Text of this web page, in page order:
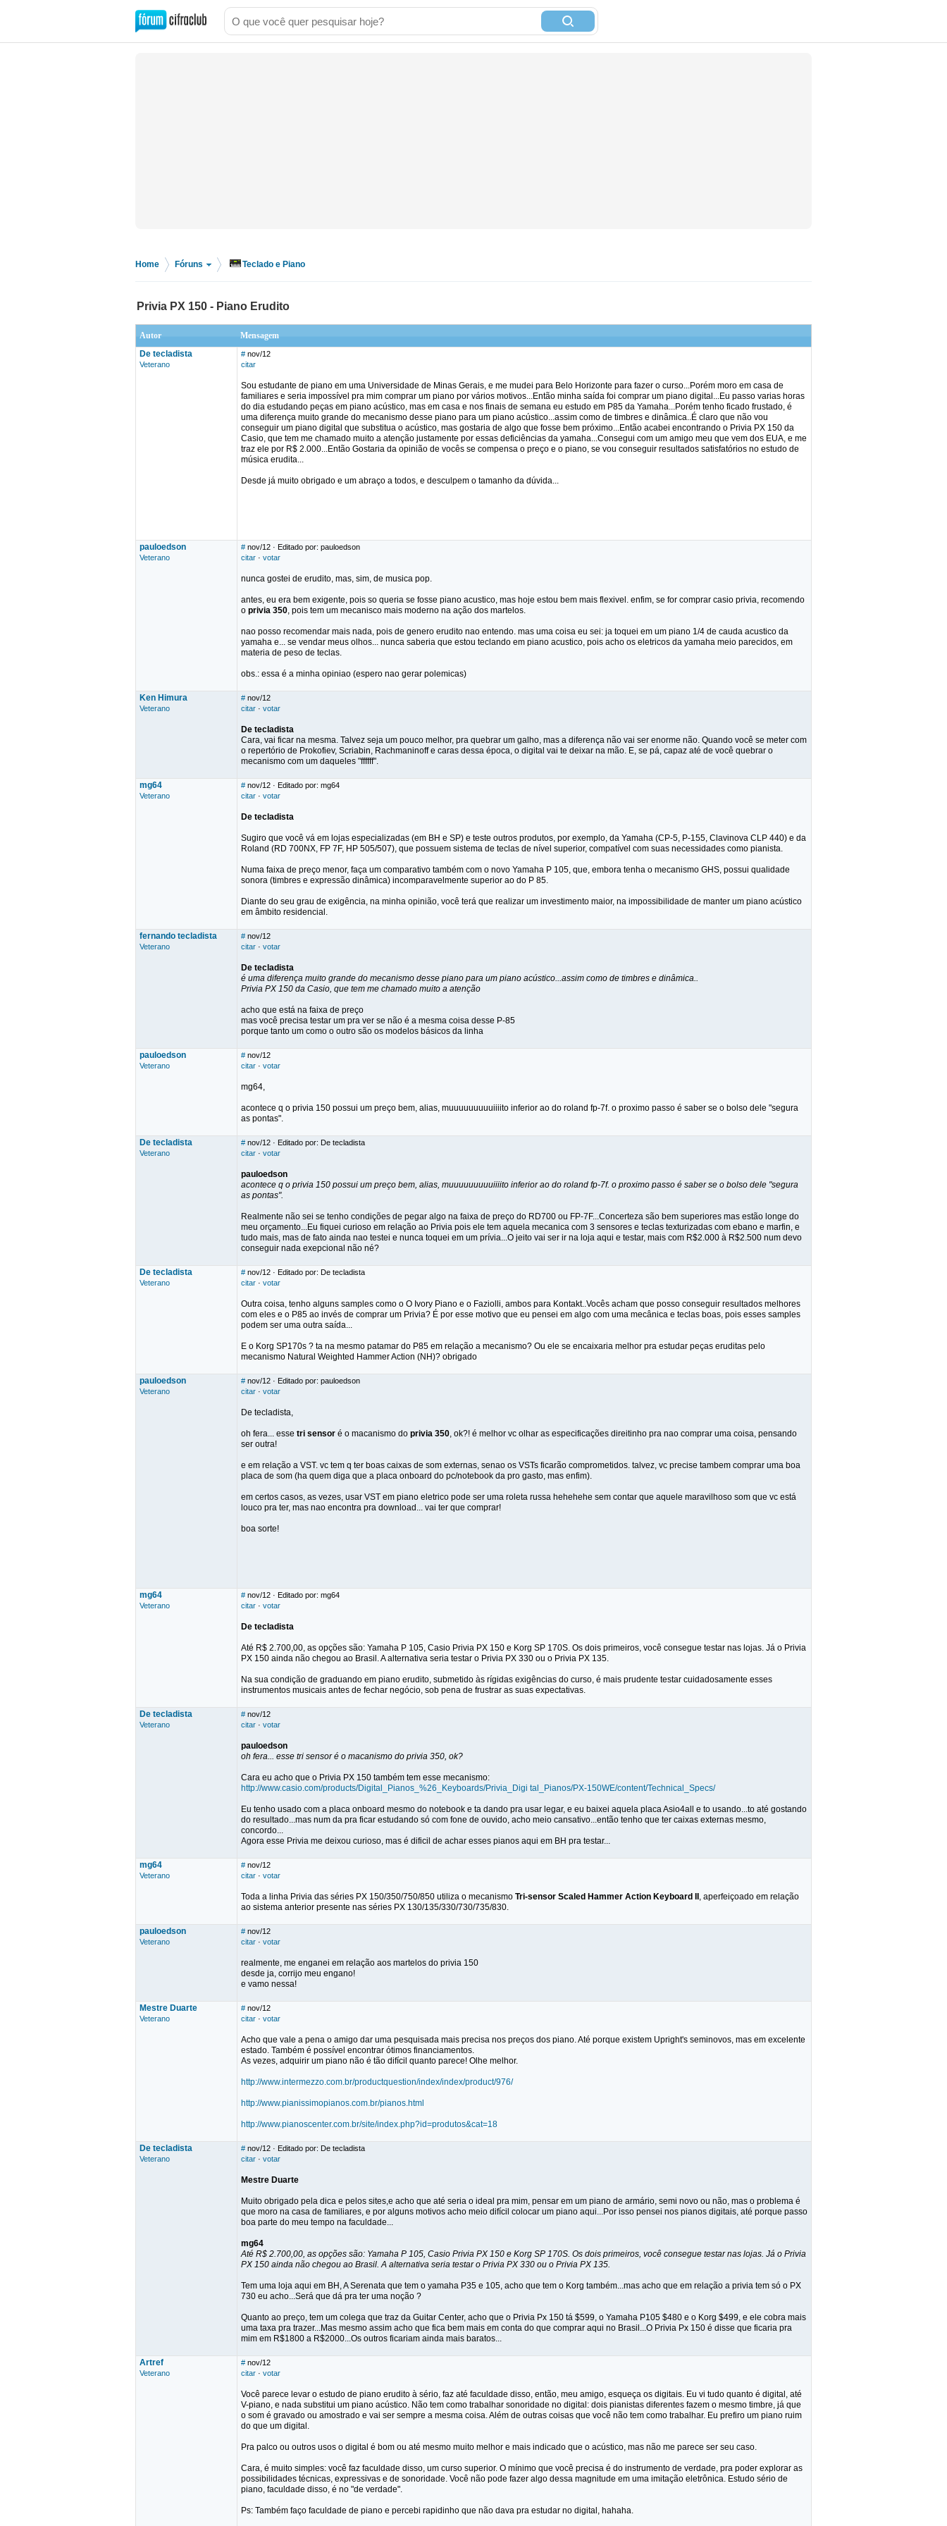
Home Fóruns Teclado e Piano
Privia PX 150 - Piano Erudito
Autor
Mensagem
De tecladista
Veterano
# nov/12
citar
Sou estudante de piano em uma Universidade de Minas Gerais, e me mudei para Belo Horizonte para fazer o curso...Porém moro em casa de
familiares e seria impossível pra mim comprar um piano por vários motivos...Então minha saída foi comprar um piano digital...Eu passo varias horas
do dia estudando peças em piano acústico, mas em casa e nos finais de semana eu estudo em P85 da Yamaha...Porém tenho ficado frustado, é
uma diferença muito grande do mecanismo desse piano para um piano acústico...assim como de timbres e dinâmica..É claro que não vou
conseguir um piano digital que substitua o acústico, mas gostaria de algo que fosse bem próximo...Então acabei encontrando o Privia PX 150 da
Casio, que tem me chamado muito a atenção justamente por essas deficiências da yamaha...Consegui com um amigo meu que vem dos EUA, e me
traz ele por R$ 2.000...Então Gostaria da opinião de vocês se compensa o preço e o piano, se vou conseguir resultados satisfatórios no estudo de
música erudita...
Desde já muito obrigado e um abraço a todos, e desculpem o tamanho da dúvida...
pauloedson
Veterano
# nov/12 · Editado por: pauloedson
citar · votar
nunca gostei de erudito, mas, sim, de musica pop.
antes, eu era bem exigente, pois so queria se fosse piano acustico, mas hoje estou bem mais flexivel. enfim, se for comprar casio privia, recomendo
o privia 350, pois tem um mecanisco mais moderno na ação dos martelos.
nao posso recomendar mais nada, pois de genero erudito nao entendo. mas uma coisa eu sei: ja toquei em um piano 1/4 de cauda acustico da
yamaha e... se vendar meus olhos... nunca saberia que estou teclando em piano acustico, pois acho os eletricos da yamaha meio parecidos, em
materia de peso de teclas.
obs.: essa é a minha opiniao (espero nao gerar polemicas)
Ken Himura
Veterano
# nov/12
citar · votar
De tecladista
Cara, vai ficar na mesma. Talvez seja um pouco melhor, pra quebrar um galho, mas a diferença não vai ser enorme não. Quando você se meter com
o repertório de Prokofiev, Scriabin, Rachmaninoff e caras dessa época, o digital vai te deixar na mão. E, se pá, capaz até de você quebrar o
mecanismo com um daqueles "ffffff".
mg64
Veterano
# nov/12 · Editado por: mg64
citar · votar
De tecladista
Sugiro que você vá em lojas especializadas (em BH e SP) e teste outros produtos, por exemplo, da Yamaha (CP-5, P-155, Clavinova CLP 440) e da
Roland (RD 700NX, FP 7F, HP 505/507), que possuem sistema de teclas de nível superior, compatível com suas necessidades como pianista.
Numa faixa de preço menor, faça um comparativo também com o novo Yamaha P 105, que, embora tenha o mecanismo GHS, possui qualidade
sonora (timbres e expressão dinâmica) incomparavelmente superior ao do P 85.
Diante do seu grau de exigência, na minha opinião, você terá que realizar um investimento maior, na impossibilidade de manter um piano acústico
em âmbito residencial.
fernando tecladista
Veterano
# nov/12
citar · votar
De tecladista
é uma diferença muito grande do mecanismo desse piano para um piano acústico...assim como de timbres e dinâmica..
Privia PX 150 da Casio, que tem me chamado muito a atenção
acho que está na faixa de preço
mas você precisa testar um pra ver se não é a mesma coisa desse P-85
porque tanto um como o outro são os modelos básicos da linha
pauloedson
Veterano
# nov/12
citar · votar
mg64,
acontece q o privia 150 possui um preço bem, alias, muuuuuuuuuiiiito inferior ao do roland fp-7f. o proximo passo é saber se o bolso dele "segura
as pontas".
De tecladista
Veterano
# nov/12 · Editado por: De tecladista
citar · votar
pauloedson
acontece q o privia 150 possui um preço bem, alias, muuuuuuuuuiiiito inferior ao do roland fp-7f. o proximo passo é saber se o bolso dele "segura
as pontas".
Realmente não sei se tenho condições de pegar algo na faixa de preço do RD700 ou FP-7F...Concerteza são bem superiores mas estão longe do
meu orçamento...Eu fiquei curioso em relação ao Privia pois ele tem aquela mecanica com 3 sensores e teclas texturizadas com ebano e marfin, e
tudo mais, mas de fato ainda nao testei e nunca toquei em um prívia...O jeito vai ser ir na loja aqui e testar, mais com R$2.000 à R$2.500 num devo
conseguir nada exepcional não né?
De tecladista
Veterano
# nov/12 · Editado por: De tecladista
citar · votar
Outra coisa, tenho alguns samples como o O Ivory Piano e o Faziolli, ambos para Kontakt..Vocês acham que posso conseguir resultados melhores
com eles e o P85 ao invés de comprar um Privia? É por esse motivo que eu pensei em algo com uma mecânica e teclas boas, pois esses samples
podem ser uma outra saída...
E o Korg SP170s ? ta na mesmo patamar do P85 em relação a mecanismo? Ou ele se encaixaria melhor pra estudar peças eruditas pelo
mecanismo Natural Weighted Hammer Action (NH)? obrigado
pauloedson
Veterano
# nov/12 · Editado por: pauloedson
citar · votar
De tecladista,
oh fera... esse tri sensor é o macanismo do privia 350, ok?! é melhor vc olhar as especificações direitinho pra nao comprar uma coisa, pensando
ser outra!
e em relação a VST. vc tem q ter boas caixas de som externas, senao os VSTs ficarão comprometidos. talvez, vc precise tambem comprar uma boa
placa de som (ha quem diga que a placa onboard do pc/notebook da pro gasto, mas enfim).
em certos casos, as vezes, usar VST em piano eletrico pode ser uma roleta russa hehehehe sem contar que aquele maravilhoso som que vc está
louco pra ter, mas nao encontra pra download... vai ter que comprar!
boa sorte!
mg64
Veterano
# nov/12 · Editado por: mg64
citar · votar
De tecladista
Até R$ 2.700,00, as opções são: Yamaha P 105, Casio Privia PX 150 e Korg SP 170S. Os dois primeiros, você consegue testar nas lojas. Já o Privia
PX 150 ainda não chegou ao Brasil. A alternativa seria testar o Privia PX 330 ou o Privia PX 135.
Na sua condição de graduando em piano erudito, submetido às rígidas exigências do curso, é mais prudente testar cuidadosamente esses
instrumentos musicais antes de fechar negócio, sob pena de frustrar as suas expectativas.
De tecladista
Veterano
# nov/12
citar · votar
pauloedson
oh fera... esse tri sensor é o macanismo do privia 350, ok?
Cara eu acho que o Privia PX 150 também tem esse mecanismo:
http://www.casio.com/products/Digital_Pianos_%26_Keyboards/Privia_Digi tal_Pianos/PX-150WE/content/Technical_Specs/
Eu tenho usado com a placa onboard mesmo do notebook e ta dando pra usar legar, e eu baixei aquela placa Asio4all e to usando...to até gostando
do resultado...mas num da pra ficar estudando só com fone de ouvido, acho meio cansativo...então tenho que ter caixas externas mesmo,
concordo...
Agora esse Privia me deixou curioso, mas é dificil de achar esses pianos aqui em BH pra testar...
mg64
Veterano
# nov/12
citar · votar
Toda a linha Privia das séries PX 150/350/750/850 utiliza o mecanismo Tri-sensor Scaled Hammer Action Keyboard II , aperfeiçoado em relação
ao sistema anterior presente nas séries PX 130/135/330/730/735/830.
pauloedson
Veterano
# nov/12
citar · votar
realmente, me enganei em relação aos martelos do privia 150
desde ja, corrijo meu engano!
e vamo nessa!
Mestre Duarte
Veterano
# nov/12
citar · votar
Acho que vale a pena o amigo dar uma pesquisada mais precisa nos preços dos piano. Até porque existem Upright's seminovos, mas em excelente
estado. Também é possível encontrar ótimos financiamentos.
As vezes, adquirir um piano não é tão difícil quanto parece! Olhe melhor.
http://www.intermezzo.com.br/productquestion/index/index/product/976/
http://www.pianissimopianos.com.br/pianos.html
http://www.pianoscenter.com.br/site/index.php?id=produtos&cat=18
De tecladista
Veterano
# nov/12 · Editado por: De tecladista
citar · votar
Mestre Duarte
Muito obrigado pela dica e pelos sites,e acho que até seria o ideal pra mim, pensar em um piano de armário, semi novo ou não, mas o problema é
que moro na casa de familiares, e por alguns motivos acho meio difícil colocar um piano aqui...Por isso pensei nos pianos digitais, até porque passo
boa parte do meu tempo na faculdade...
mg64
Até R$ 2.700,00, as opções são: Yamaha P 105, Casio Privia PX 150 e Korg SP 170S. Os dois primeiros, você consegue testar nas lojas. Já o Privia
PX 150 ainda não chegou ao Brasil. A alternativa seria testar o Privia PX 330 ou o Privia PX 135.
Tem uma loja aqui em BH, A Serenata que tem o yamaha P35 e 105, acho que tem o Korg também...mas acho que em relação a privia tem só o PX
730 eu acho...Será que dá pra ter uma noção ?
Quanto ao preço, tem um colega que traz da Guitar Center, acho que o Privia Px 150 tá $599, o Yamaha P105 $480 e o Korg $499, e ele cobra mais
uma taxa pra trazer...Mas mesmo assim acho que fica bem mais em conta do que comprar aqui no Brasil...O Privia Px 150 é disse que ficaria pra
mim em R$1800 a R$2000...Os outros ficariam ainda mais baratos...
Artref
Veterano
# nov/12
citar · votar
Você parece levar o estudo de piano erudito à sério, faz até faculdade disso, então, meu amigo, esqueça os digitais. Eu vi tudo quanto é digital, até
V-piano, e nada substitui um piano acústico. Não tem como trabalhar sonoridade no digital: dois pianistas diferentes fazem o mesmo timbre, já que
o som é gravado ou amostrado e vai ser sempre a mesma coisa. Além de outras coisas que você não tem como trabalhar. Eu prefiro um piano ruim
do que um digital.
Pra palco ou outros usos o digital é bom ou até mesmo muito melhor e mais indicado que o acústico, mas não me parece ser seu caso.
Cara, é muito simples: você faz faculdade disso, um curso superior. O mínimo que você precisa é do instrumento de verdade, pra poder explorar as
possibilidades técnicas, expressivas e de sonoridade. Você não pode fazer algo dessa magnitude em uma imitação eletrônica. Estudo sério de
piano, faculdade disso, é no "de verdade".
Ps: Também faço faculdade de piano e percebi rapidinho que não dava pra estudar no digital, hahaha.